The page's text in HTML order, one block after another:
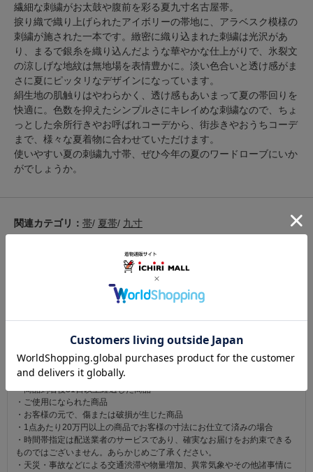
繊細な刺繍がお太鼓や腹前を彩る夏九寸名古屋帯。
捩り織で織り上げられたアイボリーの帯地に、アラベスク模様の
刺繍が施された一本です。緻密に織り込まれた刺繍は光沢があ
り、まるで銀糸を織り込んだような華やかな仕上がりで、氷裂文
の涼しげな地紋は無地場を表情豊かに。淡い色合いと透け感がま
さに夏にピッタリなデザインになっています。
絹生地の肌触りはやわらかく、透け感もあいまって夏の帯回りを
快適に。色数を抑えたシンプルさにキレイめな刺繍なので、ちょ
っとした余所行きやお呼ばれコーデから、街歩きやおうちコーデ
まで、様々な夏着物に合わせていただけます。
使いやすい夏の刺繍九寸帯、ぜひ今年の夏のワードローブにいか
がでしょうか。
関連カテゴリ： 帯/ 夏帯/ 九寸
この商品を見た人は
こちらの商品も見ています
注意事項
お仕立て後、お客様の手元に届いてから30日以内であれば返品可能です。
返品にかかる送料は無料です。
ただし次に該当するものは返品をお受けできません。
・商品到着後31日以上経過した商品
・ご使用になられた商品
・お客様の元で、傷または破損が生じた商品
・1点あたり20万円以上の商品でお客様の寸法にお仕立て済みの場合
・時間帯指定は配送業者のサービスであり、確実なお届けをお約束できる
ものではございません。あらかじめご了承ください。
・天災・事故などによる交通渋滞や物量増加、異常気象やその他諸事情に